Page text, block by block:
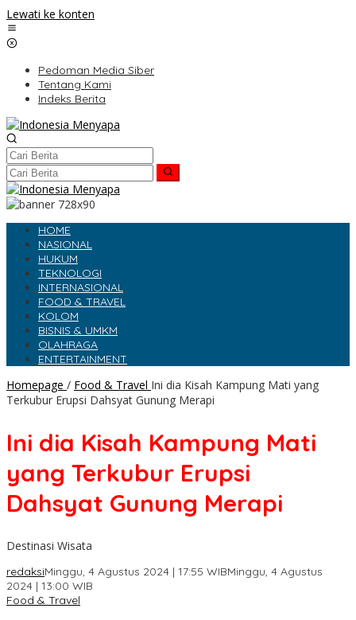
Lewati ke konten
Pedoman Media Siber
Tentang Kami
Indeks Berita
HOME
NASIONAL
HUKUM
TEKNOLOGI
INTERNASIONAL
FOOD & TRAVEL
KOLOM
BISNIS & UMKM
OLAHRAGA
ENTERTAINMENT
Homepage / Food & Travel Ini dia Kisah Kampung Mati yang
Terkubur Erupsi Dahsyat Gunung Merapi
Ini dia Kisah Kampung Mati
yang Terkubur Erupsi
Dahsyat Gunung Merapi
Destinasi Wisata
redaksiMinggu, 4 Agustus 2024 | 17:55 WIBMinggu, 4 Agustus
2024 | 13:00 WIB
Food & Travel